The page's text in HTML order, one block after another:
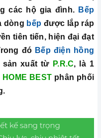
các hộ gia đình. Bếp
dòng bếp được lắp ráp
tiên tiến, hiện đại đạt
đó Bếp điện hồng
sản xuất từ P.R.C, là 1
HOME BEST phân phối